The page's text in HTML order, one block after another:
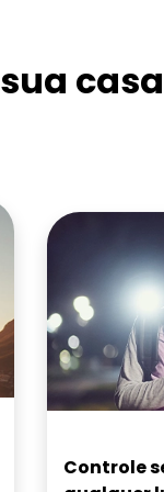
Controle